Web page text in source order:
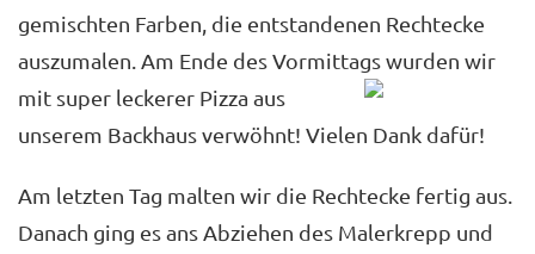
gemischten Farben, die entstandenen Rechtecke
auszumalen. Am Ende des Vormittags wurden wir
mit super leckerer Pizza aus
unserem Backhaus verwöhnt! Vielen Dank dafür!
Am letzten Tag malten wir die Rechtecke fertig aus.
Danach ging es ans Abziehen des Malerkrepp und